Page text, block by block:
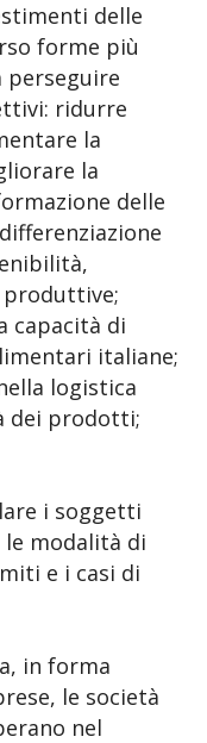
delle
forme più
perseguire
ridurre
la
la
delle
capacità di
italiane;
logistica
dei prodotti;
i soggetti
le modalità di
e i casi di
in forma
le società
nel